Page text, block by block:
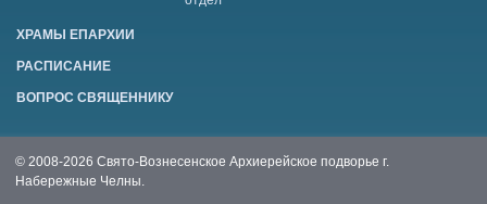
ХРАМЫ ЕПАРХИИ
РАСПИСАНИЕ
ВОПРОС СВЯЩЕННИКУ
© 2008-2026 Свято-Вознесенское Архиерейское подворье г.
Набережные Челны.